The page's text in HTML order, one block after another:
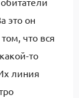
это он
что вся
то
линия